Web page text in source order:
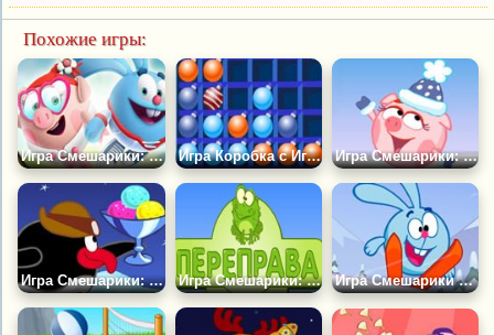
Похожие игры:
Игра Смешарики: Шарарам Игра Коробка с Игрушками Игра Смешарики: Нюша и Звезды
Игра Смешарики: Мороженое Игра Смешарики: Переправа Игра Смешарики Крутой Спуск